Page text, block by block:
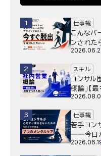
1 仕事観
こんなパ
ンされた
2 スキル
コンサル
概論」【
で】
3 仕事観
若手コン
──今日